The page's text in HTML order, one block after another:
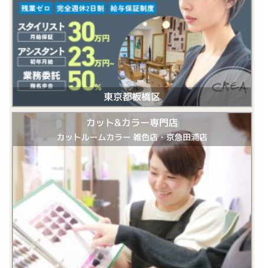
東京都板橋区
カット&カラー専門店
カットルームカラー 雑色店・京急田浦店